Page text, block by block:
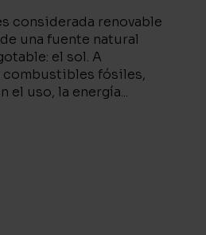
considerada renovable
una fuente natural
el sol. A
fósiles,
el uso, la energía...